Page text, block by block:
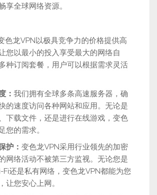
享全球网络资源。
色龙VPN以极具竞争力的价格提供高
您以最小的投入享受最大的网络自
种订阅套餐，用户可以根据需求灵活
： 我们拥有全球多条高速服务器，确
的速度访问各种网站和应用。无论是
下载文件，还是进行在线游戏，变色
您的需求。
护： 变色龙VPN采用行业领先的加密
网络活动不被第三方监视。无论您是
还是私有网络，变色龙VPN都能为您
让您安心上网。